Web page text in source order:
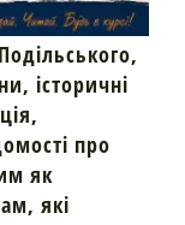
історичні
про
як
які